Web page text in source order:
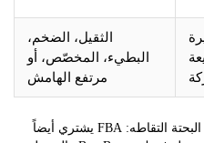
الثقيل، الضخم،
البطيء، المخصّص، أو
مرتفع الهامش
تحفّظ واحد لا تستطيع مقارنة التكلفة البحتة التقاطه: FBA يشتري أيضاً